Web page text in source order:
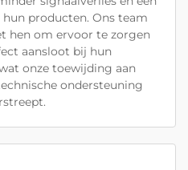
producten. Ons team
hen om ervoor te zorgen
aansloot bij hun
onze toewijding aan
ondersteuning